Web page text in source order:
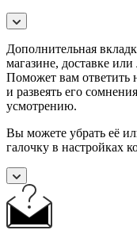
Дополнительная
магазине, доставке
Поможет вам ответить
и развеять его
усмотрению.
Вы можете убрать её
галочку в настройках